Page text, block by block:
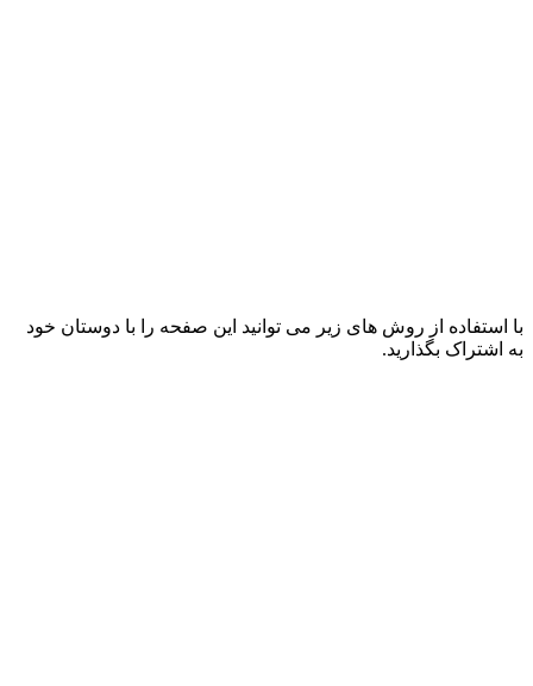
با استفاده از روش های زیر می توانید این صفحه را با دوستان خود
به اشتراک بگذارید.